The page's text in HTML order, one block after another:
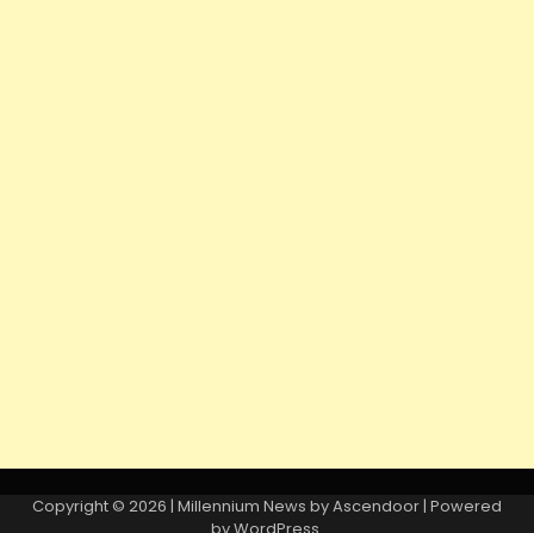
Copyright © 2026 | Millennium News byAscendoor| Powered
byWordPress